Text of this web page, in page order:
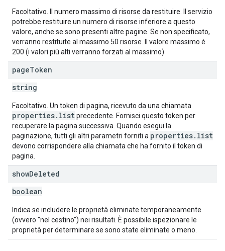
Facoltativo. Il numero massimo di risorse da restituire. Il servizio
potrebbe restituire un numero di risorse inferiore a questo
valore, anche se sono presenti altre pagine. Se non specificato,
verranno restituite al massimo 50 risorse. Il valore massimo è
200 (i valori più alti verranno forzati al massimo)
pageToken
string
Facoltativo. Un token di pagina, ricevuto da una chiamata
properties.listprecedente. Fornisci questo token per
recuperare la pagina successiva. Quando esegui la
paginazione, tutti gli altri parametri forniti a properties.list
devono corrispondere alla chiamata che ha fornito il token di
pagina.
showDeleted
boolean
Indica se includere le proprietà eliminate temporaneamente
(ovvero "nel cestino") nei risultati. È possibile ispezionare le
proprietà per determinare se sono state eliminate o meno.